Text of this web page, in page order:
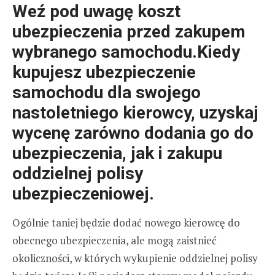
Weź pod uwagę koszt
ubezpieczenia przed zakupem
wybranego samochodu.Kiedy
kupujesz ubezpieczenie
samochodu dla swojego
nastoletniego kierowcy, uzyskaj
wycenę zarówno dodania go do
ubezpieczenia, jak i zakupu
oddzielnej polisy
ubezpieczeniowej.
Ogólnie taniej będzie dodać nowego kierowcę do
obecnego ubezpieczenia, ale mogą zaistnieć
okoliczności, w których wykupienie oddzielnej polisy